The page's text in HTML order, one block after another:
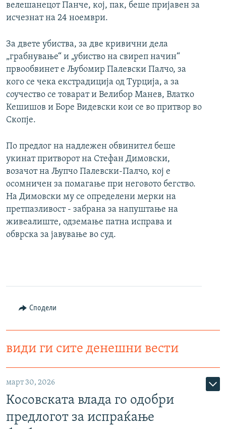
велешанецот Панче, кој, пак, беше пријавен за
исчезнат на 24 ноември.
За двете убиства, за две кривични дела
„грабнување“ и „убиство на свиреп начин“
првообвинет е Љубомир Палевски Палчо, за
кого се чека екстрадиција од Турција, а за
соучество се товарат и Велибор Манев, Влатко
Кешишов и Боре Видевски кои се во притвор во
Скопје.
По предлог на надлежен обвинител беше
укинат притворот на Стефан Димовски,
возачот на Љупчо Палевски-Палчо, кој е
осомничен за помагање при неговото бегство.
На Димовски му се определени мерки на
претпазливост - забрана за напуштање на
живеалиште, одземање патна исправа и
обврска за јавување во суд.
Сподели
види ги сите денешни вести
март 30, 2026
Косовската влада го одобри
предлогот за испраќање